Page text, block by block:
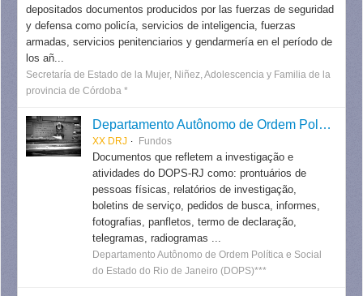
depositados documentos producidos por las fuerzas de seguridad
y defensa como policía, servicios de inteligencia, fuerzas
armadas, servicios penitenciarios y gendarmería en el período de
los añ...
Secretaría de Estado de la Mujer, Niñez, Adolescencia y Familia de la
provincia de Córdoba *
Departamento Autônomo de Ordem Política e Social do Estado do Rio de Janeiro
XX DRJ Fundos
Documentos que refletem a investigação e
atividades do DOPS-RJ como: prontuários de
pessoas físicas, relatórios de investigação,
boletins de serviço, pedidos de busca, informes,
fotografias, panfletos, termo de declaração,
telegramas, radiogramas ...
Departamento Autônomo de Ordem Política e Social
do Estado do Rio de Janeiro (DOPS)***